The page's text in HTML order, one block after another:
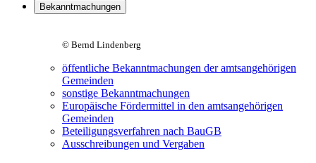
Bekanntmachungen
© Bernd Lindenberg
öffentliche Bekanntmachungen der amtsangehörigen
Gemeinden
sonstige Bekanntmachungen
Europäische Fördermittel in den amtsangehörigen
Gemeinden
Beteiligungsverfahren nach BauGB
Ausschreibungen und Vergaben